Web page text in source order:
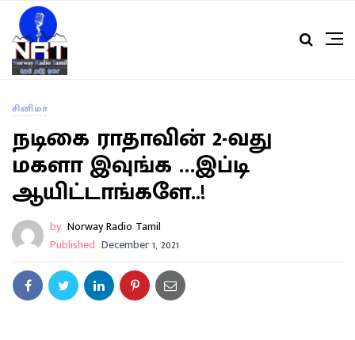
சினிமா
நடிகை ராதாவின் 2-வது
மகளா இவுங்க …இப்டி
ஆயிட்டாங்களே..!
by Norway Radio Tamil
Published December 1, 2021